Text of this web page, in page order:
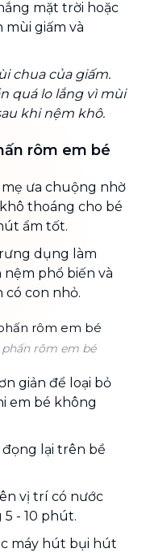
mặt trời hoặc
mùi giấm và
chua của giấm.
quá lo lắng vì mùi
khi nệm khô.
rôm em bé
ưa chuộng nhờ
thoáng cho bé
ẩm tốt.
dụng làm
phổ biến và
con nhỏ.
rôm em bé
giản để loại bỏ
em bé không
đọng lại trên bề
vị trí có nước
- 10 phút.
máy hút bụi hút